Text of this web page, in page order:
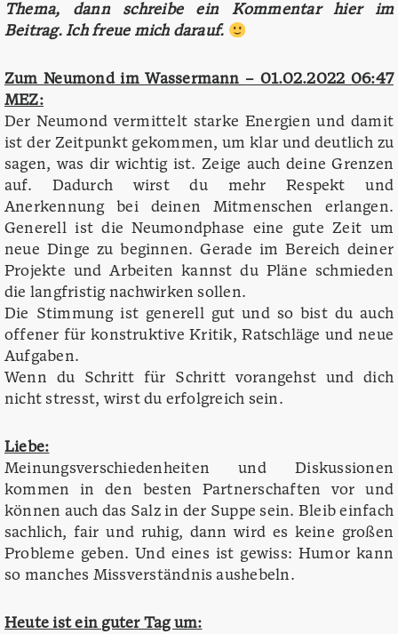
Thema, dann schreibe ein Kommentar hier im
Beitrag. Ich freue mich darauf.
Zum Neumond im Wassermann – 01.02.2022 06:47
MEZ:
Der Neumond vermittelt starke Energien und damit
ist der Zeitpunkt gekommen, um klar und deutlich zu
sagen, was dir wichtig ist. Zeige auch deine Grenzen
auf. Dadurch wirst du mehr Respekt und
Anerkennung bei deinen Mitmenschen erlangen.
Generell ist die Neumondphase eine gute Zeit um
neue Dinge zu beginnen. Gerade im Bereich deiner
Projekte und Arbeiten kannst du Pläne schmieden
die langfristig nachwirken sollen.
Die Stimmung ist generell gut und so bist du auch
offener für konstruktive Kritik, Ratschläge und neue
Aufgaben.
Wenn du Schritt für Schritt vorangehst und dich
nicht stresst, wirst du erfolgreich sein.
Liebe:
Meinungsverschiedenheiten und Diskussionen
kommen in den besten Partnerschaften vor und
können auch das Salz in der Suppe sein. Bleib einfach
sachlich, fair und ruhig, dann wird es keine großen
Probleme geben. Und eines ist gewiss: Humor kann
so manches Missverständnis aushebeln.
Heute ist ein guter Tag um: